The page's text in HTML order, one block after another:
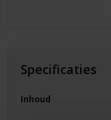
Specificaties
Inhoud